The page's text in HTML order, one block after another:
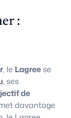
:
, le Lagree se
, ses
de
davantage